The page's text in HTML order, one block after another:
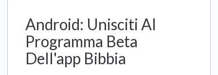
Android: Unisciti Al
Programma Beta
Dell'app Bibbia